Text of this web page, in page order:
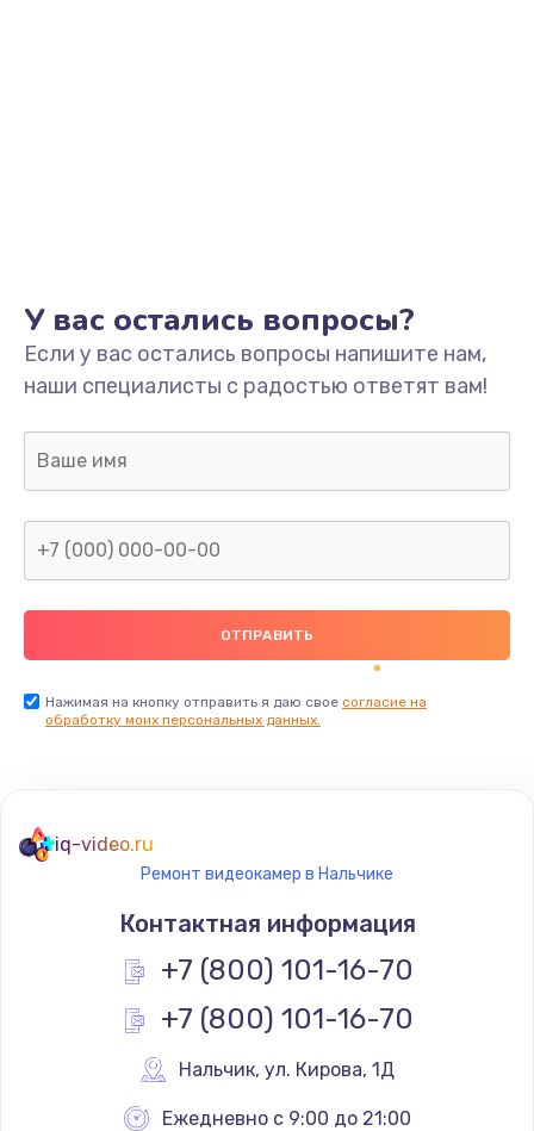
У вас остались вопросы?
Если у вас остались вопросы напишите нам,
наши специалисты с радостью ответят вам!
Нажимая на кнопку отправить я даю свое согласие на
обработку моих персональных данных.
iq-video.ru
Ремонт видеокамер в Нальчике
Контактная информация
+7 (800) 101-16-70
+7 (800) 101-16-70
Нальчик, ул. Кирова, 1Д
Ежедневно с 9:00 до 21:00